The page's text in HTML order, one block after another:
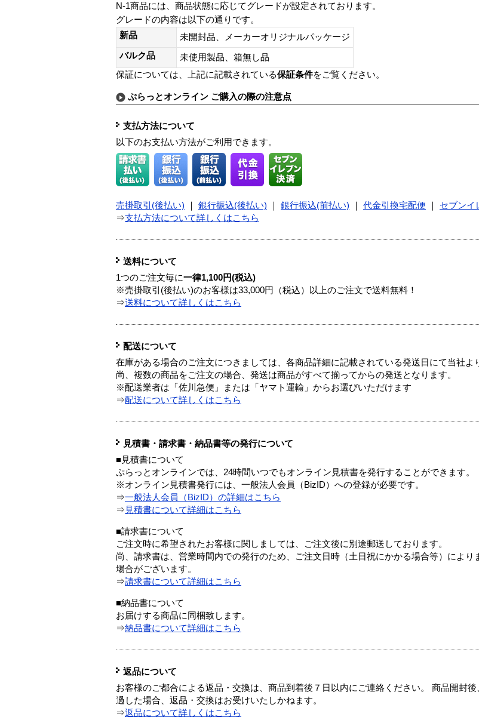
N-1商品には、商品状態に応じてグレードが設定されております。
グレードの内容は以下の通りです。
新品
未開封品、メーカーオリジナルパッケージ
バルク品
未使用製品、箱無し品
保証については、上記に記載されている保証条件をご覧ください。
ぷらっとオンライン ご購入の際の注意点
支払方法について
以下のお支払い方法がご利用できます。
売掛取引(後払い) 銀行振込(後払い) 銀行振込(前払い) 代金引換宅配便
セブンイ
⇒支払方法について詳しくはこちら
送料について
1つのご注文毎に一律1,100円(税込)
※売掛取引(後払い)のお客様は33,000円（税込）以上のご注文で送料無料！
⇒送料について詳しくはこちら
配送について
在庫がある場合のご注文につきましては、各商品詳細に記載されている発送日にて当社よ
尚、複数の商品をご注文の場合、発送は商品がすべて揃ってからの発送となります。
※配送業者は「佐川急便」または「ヤマト運輸」からお選びいただけます
⇒配送について詳しくはこちら
見積書・請求書・納品書等の発行について
■見積書について
ぷらっとオンラインでは、24時間いつでもオンライン見積書を発行することができます。
※オンライン見積書発行には、一般法人会員（BizID）への登録が必要です。
⇒一般法人会員（BizID）の詳細はこちら
⇒ 見積書について詳細はこちら
■請求書について
ご注文時に希望されたお客様に関しましては、ご注文後に別途郵送しております。
尚、請求書は、営業時間内での発行のため、ご注文日時（土日祝にかかる場合等）により
場合がございます。
⇒請求書について詳細はこちら
■納品書について
お届けする商品に同梱致します。
⇒納品書について詳細はこちら
返品について
お客様のご都合による返品・交換は、商品到着後７日以内にご連絡ください。 商品開封
過した場合、返品・交換はお受けいたしかねます。
⇒返品について詳しくはこちら